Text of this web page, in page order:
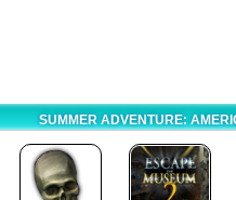
SUMMER ADVENTURE: